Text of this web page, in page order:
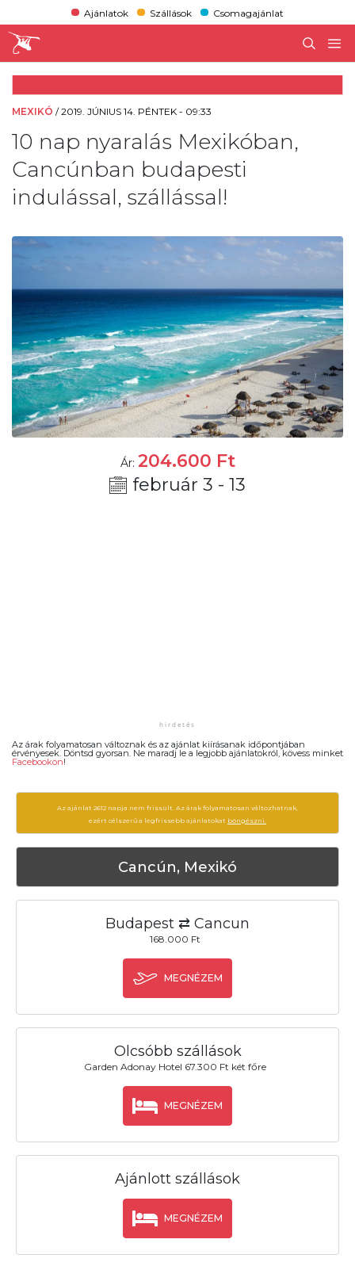
Ajánlatok Szállások Csomagajánlat
MEXIKÓ /2019. JÚNIUS 14. PÉNTEK - 09:33
10 nap nyaralás Mexikóban,
Cancúnban budapesti
indulással, szállással!
Ár: 204.600 Ft
február 3 - 13
Az árak folyamatosan változnak és az ajánlat kiírásanak időpontjában
érvényesek. Döntsd gyorsan. Ne maradj le a legjobb ajánlatokról, kövess minket
Facebookon!
Az ajánlat 2612 napja nem frissült. Az árak folyamatosan változhatnak,
ezért célszerű a legfrissebb ajánlatokat böngészni.
Cancún, Mexikó
Budapest ⇄ Cancun
168.000 Ft
MEGNÉZEM
Olcsóbb szállások
Garden Adonay Hotel 67.300 Ft két főre
MEGNÉZEM
Ajánlott szállások
MEGNÉZEM